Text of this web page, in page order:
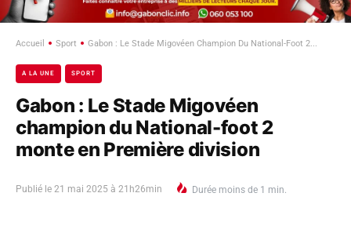
Accueil Sport Gabon : Le Stade Migovéen Champion Du National-Foot 2...
A LA UNE SPORT
Gabon : Le Stade Migovéen
champion du National-foot 2
monte en Première division
Publié le 21 mai 2025 à 21h26min Durée moins de 1 min.